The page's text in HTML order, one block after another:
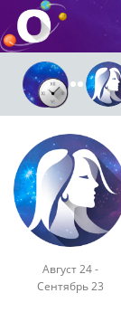
Август 24 -
Сентябрь 23